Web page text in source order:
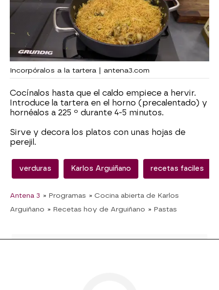
Incorpóralos a la tartera | antena3.com
Cocínalos hasta que el caldo empiece a hervir.
Introduce la tartera en el horno (precalentado) y
hornéalos a 225 º durante 4-5 minutos.
Sirve y decora los platos con unas hojas de
perejil.
verduras Karlos Arguiñano recetas faciles
Antena 3 » Programas » Cocina abierta de Karlos
Arguiñano » Recetas hoy de Arguiñano » Pastas